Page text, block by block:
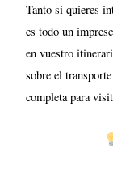
Tanto si quieres
es todo un
en vuestro
sobre el
completa para